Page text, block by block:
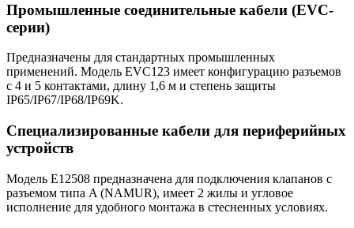
Промышленные соединительные кабели (EVC-
серии)
Предназначены для стандартных промышленных
применений. Модель EVC123 имеет конфигурацию разъемов
с 4 и 5 контактами, длину 1,6 м и степень защиты
IP65/IP67/IP68/IP69K.
Специализированные кабели для периферийных
устройств
Модель E12508 предназначена для подключения клапанов с
разъемом типа A (NAMUR), имеет 2 жилы и угловое
исполнение для удобного монтажа в стесненных условиях.